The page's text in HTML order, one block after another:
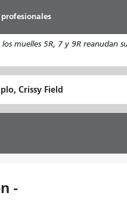
muelles 5R, 7 y 9R reanudan
Cómo
quiero
-